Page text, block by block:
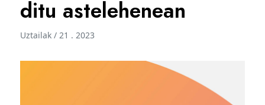
ditu astelehenean
Uztailak / 21 . 2023